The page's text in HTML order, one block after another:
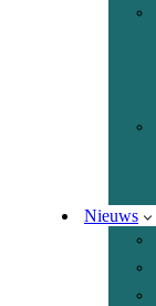
Nieuws